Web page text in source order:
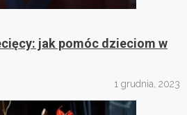
jak pomóc dzieciom w
1 grudnia, 2023